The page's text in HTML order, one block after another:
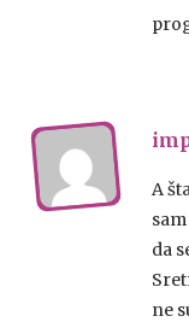
A
da
ne